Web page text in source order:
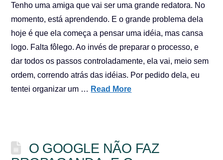
Tenho uma amiga que vai ser uma grande redatora. No
momento, está aprendendo. E o grande problema dela
hoje é que ela começa a pensar uma idéia, mas cansa
logo. Falta fôlego. Ao invés de preparar o processo, e
dar todos os passos controladamente, ela vai, meio sem
ordem, correndo atrás das idéias. Por pedido dela, eu
tentei organizar um … Read More
O GOOGLE NÃO FAZ